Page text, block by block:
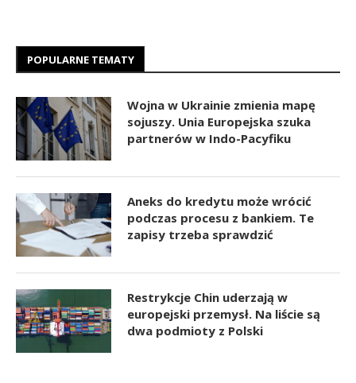
POPULARNE TEMATY
Wojna w Ukrainie zmienia mapę
sojuszy. Unia Europejska szuka
partnerów w Indo-Pacyfiku
Aneks do kredytu może wrócić
podczas procesu z bankiem. Te
zapisy trzeba sprawdzić
Restrykcje Chin uderzają w
europejski przemysł. Na liście są
dwa podmioty z Polski